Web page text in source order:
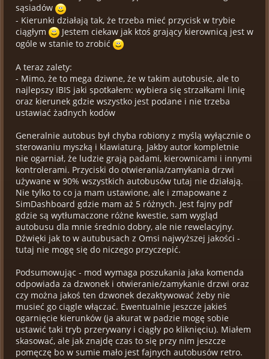
sąsiadów
- Kierunki działają tak, że trzeba mieć przycisk w trybie
ciągłym
Jestem ciekaw jak ktoś grający kierownicą jest w
ogóle w stanie to zrobić
A teraz zalety:
- Mimo, że to mega dziwne, że w takim autobusie, ale to
najlepszy IBIS jaki spotkałem: wybiera się strzałkami linię
oraz kierunek gdzie wszystko jest podane i nie trzeba
ustawiać żadnych kodów
Generalnie autobus był chyba robiony z myślą wyłącznie o
sterowaniu myszką i klawiaturą. Jakby autor kompletnie
nie ogarniał, że ludzie grają padami, kierownicami i innymi
kontrolerami. Przyciski do otwierania/zamykania drzwi
używane w 90% wszystkich autobusów tutaj nie działają.
Nie tylko to co ja mam ustawione, ale i zmapowane z
SimDashboard gdzie mam aż 5 różnych. Jest fajny pdf
gdzie są wytłumaczone różne kwestie, sam wygląd
autobusu dla mnie średnio dobry, ale nie rewelacyjny.
Dźwięki jak to w autubusach z Omsi najwyższej jakości -
tutaj nie mogę się do niczego przyczepić.
Podsumowując - mod wymaga poszukania jaka komenda
odpowiada za dzwonek i otwieranie/zamykanie drzwi oraz
czy można jakoś ten dzwonek dezaktywować żeby nie
musieć go ciągle włączać. Ewentualnie jeszcze jakieś
ogarnięcie kierunków (ja akurat w padzie mogę sobie
ustawić taki tryb przerywany i ciągły po kliknięciu). Miałem
skasować, ale jak znajdę czas to się przy nim jeszcze
pomęczę bo w sumie mało jest fajnych autobusów retro.